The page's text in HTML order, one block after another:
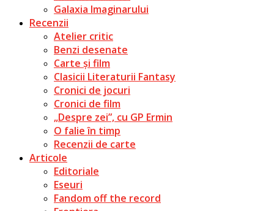
Galaxia Imaginarului
Recenzii
Atelier critic
Benzi desenate
Carte și film
Clasicii Literaturii Fantasy
Cronici de jocuri
Cronici de film
„Despre zei”, cu GP Ermin
O falie în timp
Recenzii de carte
Articole
Editoriale
Eseuri
Fandom off the record